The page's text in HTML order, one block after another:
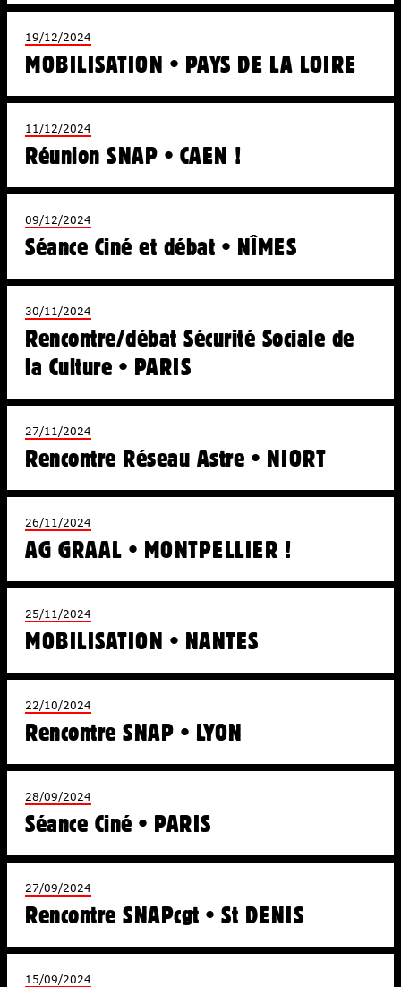
19/12/2024
MOBILISATION • PAYS DE LA LOIRE
11/12/2024
Réunion SNAP • CAEN !
09/12/2024
Séance Ciné et débat • NÎMES
30/11/2024
Rencontre/débat Sécurité Sociale de
la Culture • PARIS
27/11/2024
Rencontre Réseau Astre • NIORT
26/11/2024
AG GRAAL • MONTPELLIER !
25/11/2024
MOBILISATION • NANTES
22/10/2024
Rencontre SNAP • LYON
28/09/2024
Séance Ciné • PARIS
27/09/2024
Rencontre SNAPcgt • St DENIS
15/09/2024